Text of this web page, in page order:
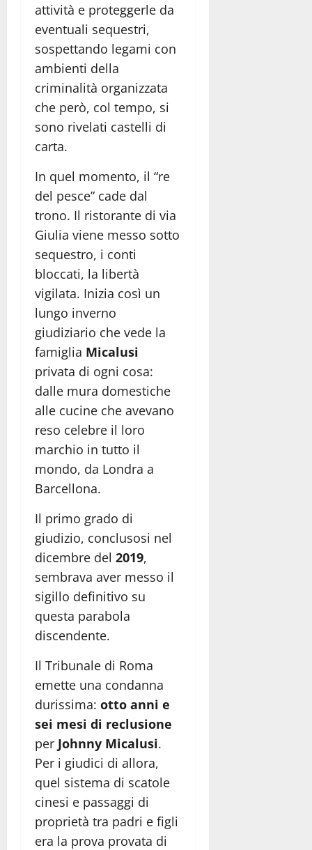
attività e proteggerle da
eventuali sequestri,
sospettando legami con
ambienti della
criminalità organizzata
che però, col tempo, si
sono rivelati castelli di
carta.
In quel momento, il “re
del pesce” cade dal
trono. Il ristorante di via
Giulia viene messo sotto
sequestro, i conti
bloccati, la libertà
vigilata. Inizia così un
lungo inverno
giudiziario che vede la
famiglia Micalusi
privata di ogni cosa:
dalle mura domestiche
alle cucine che avevano
reso celebre il loro
marchio in tutto il
mondo, da Londra a
Barcellona.
Il primo grado di
giudizio, conclusosi nel
dicembre del 2019,
sembrava aver messo il
sigillo definitivo su
questa parabola
discendente.
Il Tribunale di Roma
emette una condanna
durissima: otto anni e
sei mesi di reclusione
per Johnny Micalusi.
Per i giudici di allora,
quel sistema di scatole
cinesi e passaggi di
proprietà tra padri e figli
era la prova provata di